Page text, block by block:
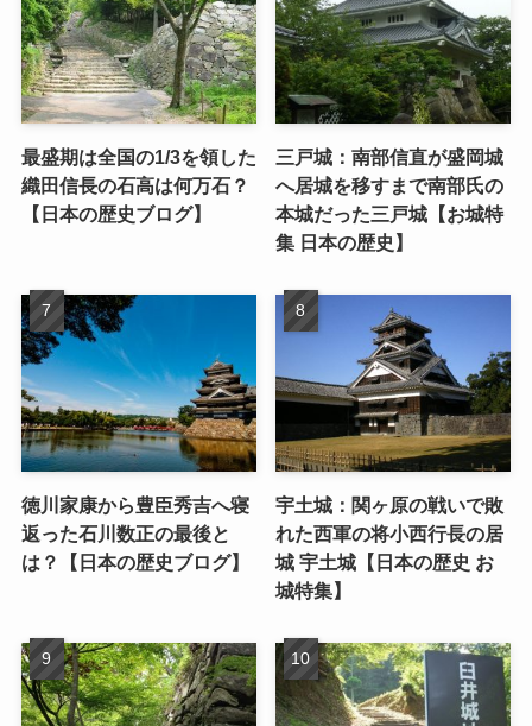
最盛期は全国の1/3を領した
織田信長の石高は何万石？
【日本の歴史ブログ】
三戸城：南部信直が盛岡城
へ居城を移すまで南部氏の
本城だった三戸城【お城特
集 日本の歴史】
徳川家康から豊臣秀吉へ寝
返った石川数正の最後と
は？【日本の歴史ブログ】
宇土城：関ヶ原の戦いで敗
れた西軍の将小西行長の居
城 宇土城【日本の歴史 お
城特集】